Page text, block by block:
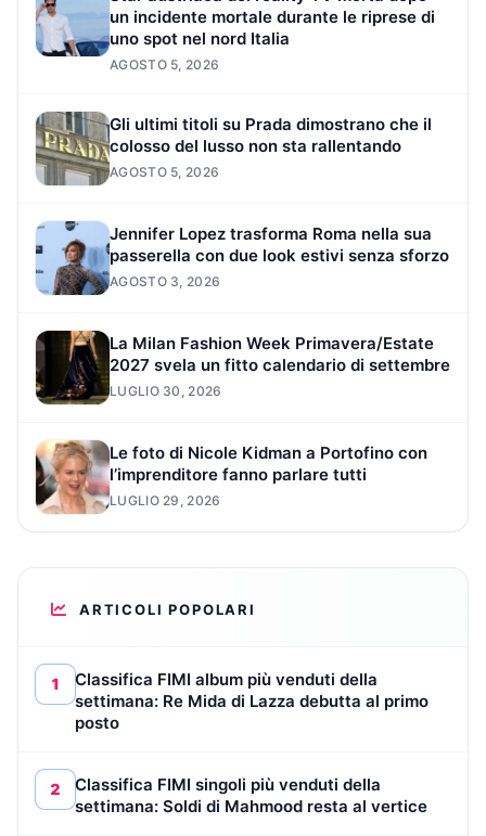
un incidente mortale durante le riprese di
uno spot nel nord Italia
AGOSTO 5, 2026
Gli ultimi titoli su Prada dimostrano che il
colosso del lusso non sta rallentando
AGOSTO 5, 2026
Jennifer Lopez trasforma Roma nella sua
passerella con due look estivi senza sforzo
AGOSTO 3, 2026
La Milan Fashion Week Primavera/Estate
2027 svela un fitto calendario di settembre
LUGLIO 30, 2026
Le foto di Nicole Kidman a Portofino con
l’imprenditore fanno parlare tutti
LUGLIO 29, 2026
ARTICOLI POPOLARI
1
Classifica FIMI album più venduti della
settimana: Re Mida di Lazza debutta al primo
posto
2
Classifica FIMI singoli più venduti della
settimana: Soldi di Mahmood resta al vertice